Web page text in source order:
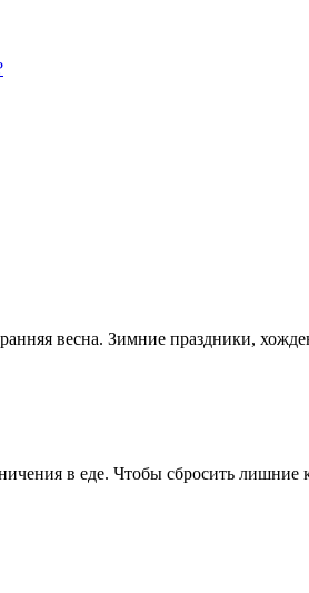
весна. Зимние праздники,
в еде. Чтобы сбросить